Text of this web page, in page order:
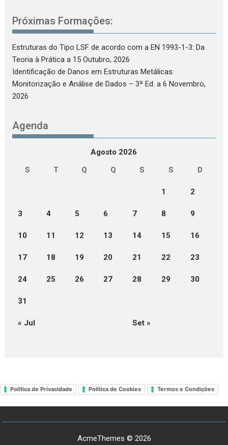
Próximas Formações:
Estruturas do Tipo LSF de acordo com a EN 1993-1-3: Da
Teoria à Prática a 15 Outubro, 2026
Identificação de Danos em Estruturas Metálicas:
Monitorização e Análise de Dados – 3ª Ed. a 6 Novembro,
2026
Agenda
Agosto 2026
S
T Q Q S S D
1 2
3 4 5 6 7 8 9
10 11 12 13 14 15 16
17 18 19 20 21 22 23
24 25 26 27 28 29 30
31
« Jul Set »
Política de Privacidade Política de Cookies Termos e Condições
AcmeThemes © 2026